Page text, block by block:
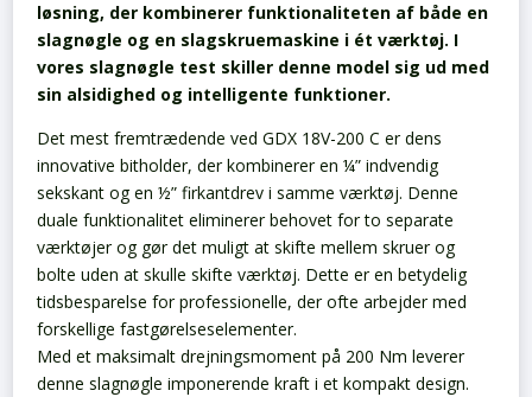
løsning, der kombinerer funktionaliteten af både en
slagnøgle og en slagskruemaskine i ét værktøj. I
vores slagnøgle test skiller denne model sig ud med
sin alsidighed og intelligente funktioner.
Det mest fremtrædende ved GDX 18V-200 C er dens
innovative bitholder, der kombinerer en ¼” indvendig
sekskant og en ½” firkantdrev i samme værktøj. Denne
duale funktionalitet eliminerer behovet for to separate
værktøjer og gør det muligt at skifte mellem skruer og
bolte uden at skulle skifte værktøj. Dette er en betydelig
tidsbesparelse for professionelle, der ofte arbejder med
forskellige fastgørelseselementer.
Med et maksimalt drejningsmoment på 200 Nm leverer
denne slagnøgle imponerende kraft i et kompakt design.